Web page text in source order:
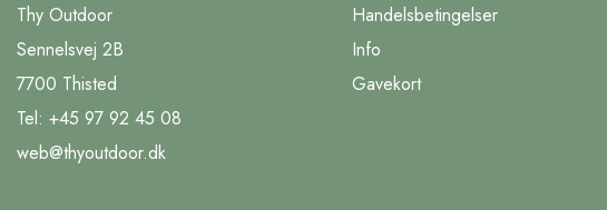
Thy Outdoor
Sennelsvej 2B
7700 Thisted
Tel: +45 97 92 45 08
web@thyoutdoor.dk
Handelsbetingelser
Info
Gavekort